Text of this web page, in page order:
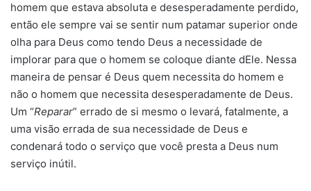
homem que estava absoluta e desesperadamente perdido,
então ele sempre vai se sentir num patamar superior onde
olha para Deus como tendo Deus a necessidade de
implorar para que o homem se coloque diante dEle. Nessa
maneira de pensar é Deus quem necessita do homem e
não o homem que necessita desesperadamente de Deus.
Um “Reparar” errado de si mesmo o levará, fatalmente, a
uma visão errada de sua necessidade de Deus e
condenará todo o serviço que você presta a Deus num
serviço inútil.